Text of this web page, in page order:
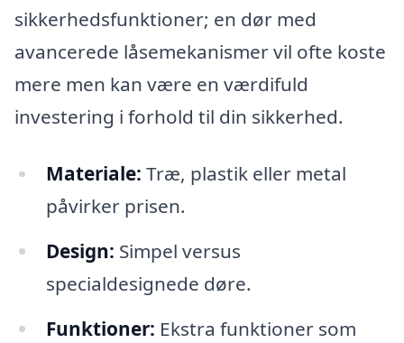
sikkerhedsfunktioner; en dør med
avancerede låsemekanismer vil ofte koste
mere men kan være en værdifuld
investering i forhold til din sikkerhed.
Materiale: Træ, plastik eller metal
påvirker prisen.
Design: Simpel versus
specialdesignede døre.
Funktioner: Ekstra funktioner som